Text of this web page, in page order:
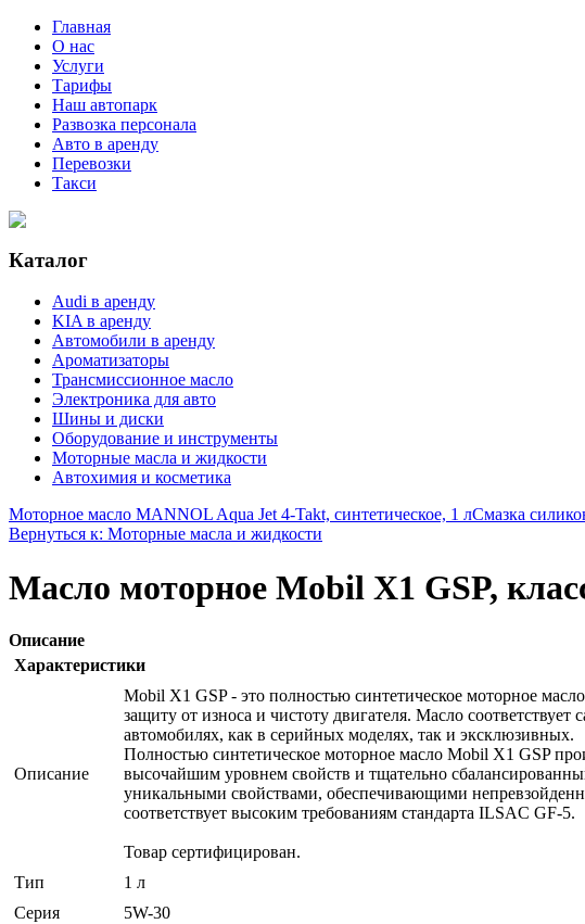
Главная
О нас
Услуги
Тарифы
Наш автопарк
Развозка персонала
Авто в аренду
Перевозки
Такси
Каталог
Audi в аренду
KIA в аренду
Автомобили в аренду
Ароматизаторы
Трансмиссионное масло
Электроника для авто
Шины и диски
Оборудование и инструменты
Моторные масла и жидкости
Автохимия и косметика
Моторное масло MANNOL Aqua Jet 4-Takt, синтетическое, 1 лСмазка
Вернуться к: Моторные масла и жидкости
Масло моторное Mobil X1 GSP,
Описание
Характеристики
Описание
Mobil X1 GSP - это полностью синтетическое моторное
защиту от износа и чистоту двигателя. Масло
автомобилях, как в серийных моделях, так и эксклюзивных.
Полностью синтетическое моторное масло Mobil X1 GSP
высочайшим уровнем свойств и тщательно
уникальными свойствами, обеспечивающими
соответствует высоким требованиям стандарта ILSAC GF-5.
Товар сертифицирован.
Тип
1 л
Серия
5W-30